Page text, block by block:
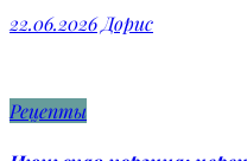
22.06.2026Дорис
Рецепты